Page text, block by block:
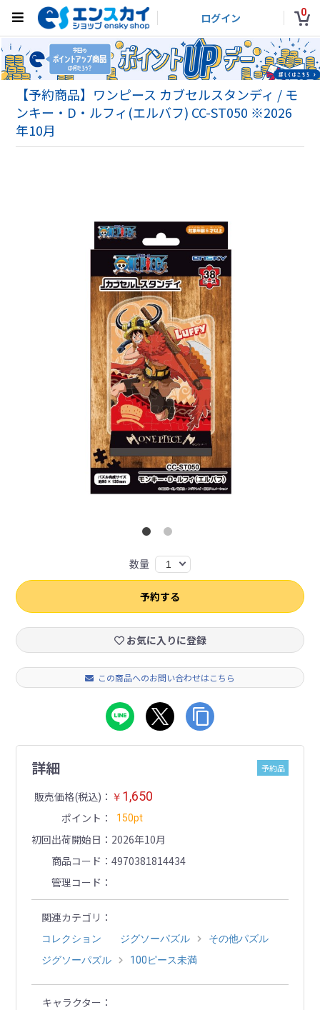
ログイン 0
【予約商品】ワンピース カブセルスタンディ / モ
ンキー・D・ルフィ(エルバフ) CC-ST050 ※2026
年10月
数量 1
予約する
お気に入りに登録
この商品へのお問い合わせはこちら
詳細 予約品
販売価格(税込) ￥ 1,650
ポイント 150pt
初回出荷開始日
2026年10月
商品コード
4970381814434
管理コード
関連カテゴリ
コレクション ジグソーパズル
その他パズル
ジグソーパズル
100ピース未満
キャラクター